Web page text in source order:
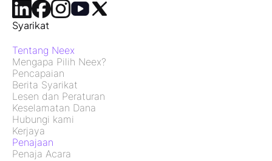
Syarikat
Tentang Neex
Mengapa Pilih Neex?
Pencapaian
Berita Syarikat
Lesen dan Peraturan
Keselamatan Dana
Hubungi kami
Kerjaya
Penajaan
Penaja Acara